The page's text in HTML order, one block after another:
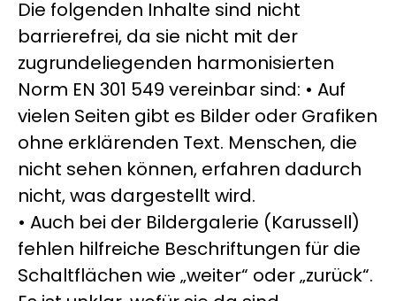
Die folgenden Inhalte sind nicht
barrierefrei, da sie nicht mit der
zugrundeliegenden harmonisierten
Norm EN 301 549 vereinbar sind: • Auf
vielen Seiten gibt es Bilder oder Grafiken
ohne erklärenden Text. Menschen, die
nicht sehen können, erfahren dadurch
nicht, was dargestellt wird.
• Auch bei der Bildergalerie (Karussell)
fehlen hilfreiche Beschriftungen für die
Schaltflächen wie „weiter“ oder „zurück“.